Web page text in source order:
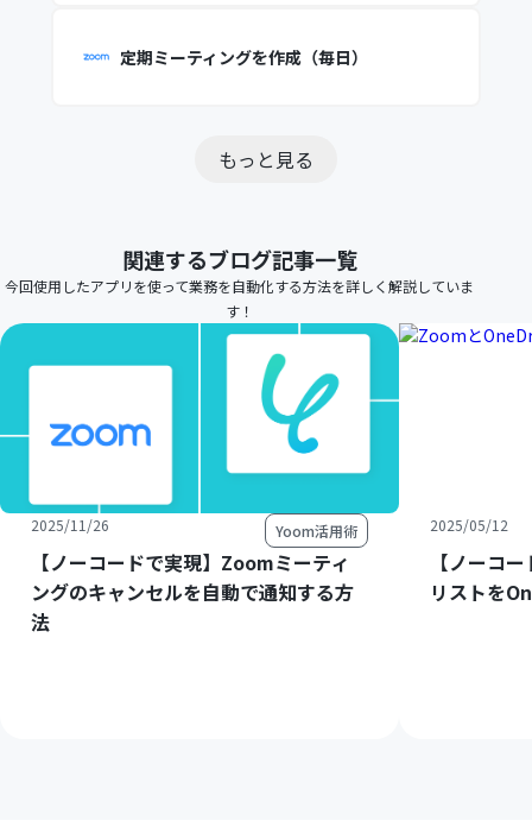
定期ミーティングを作成（毎日）
もっと見る
関連するブログ記事一覧
今回使用したアプリを使って業務を自動化する方法を詳しく解説していま
す！
2025/11/26 Yoom活用術
【ノーコードで実現】Zoomミーティ
ングのキャンセルを自動で通知する方
法
2025/05/12
【ノーコ
リストを